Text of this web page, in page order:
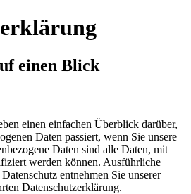
einen Blick
einen einfachen Überblick darüber,
Daten passiert, wenn Sie unsere
Daten sind alle Daten, mit
werden können. Ausführliche
entnehmen Sie unserer
Datenschutzerklärung.